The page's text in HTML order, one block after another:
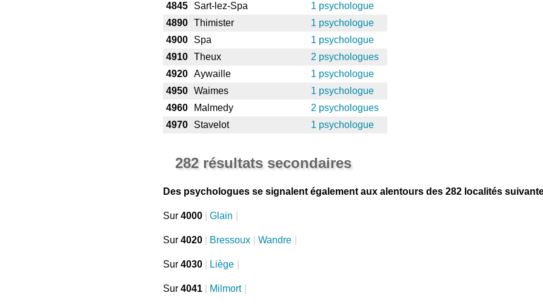
4845
Sart-lez-Spa
1 psychologue
4890
Thimister
1 psychologue
4900
Spa
1 psychologue
4910
Theux
2 psychologues
4920
Aywaille
1 psychologue
4950
Waimes
1 psychologue
4960
Malmedy
2 psychologues
4970
Stavelot 1 psychologue
282 résultats secondaires
Des psychologues se signalent également aux alentours des 282 localités
Sur 4000 Glain
Sur 4020 Bressoux Wandre
Sur 4030 Liège
Sur 4041 Milmort